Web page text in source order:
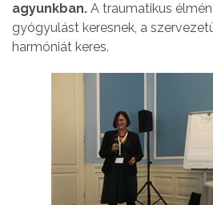
agyunkban. A traumatikus
gyógyulást keresnek, a
harmóniát keres.